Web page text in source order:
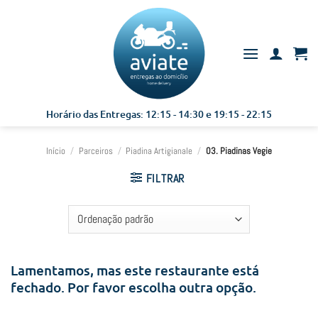
Horário das Entregas: 12:15 - 14:30 e 19:15 - 22:15
Início / Parceiros / Piadina Artigianale / 03. Piadinas Vegie
FILTRAR
Lamentamos, mas este restaurante está
fechado. Por favor escolha outra opção.